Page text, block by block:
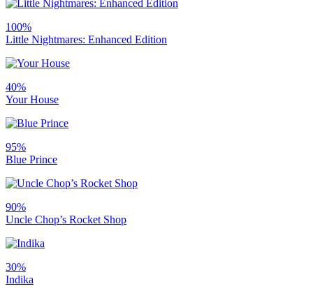
100%
Little Nightmares: Enhanced Edition
40%
Your House
95%
Blue Prince
90%
Uncle Chop’s Rocket Shop
30%
Indika